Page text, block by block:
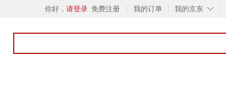
你好， 请登录 免费注册 我的订单 ◇
我的京东